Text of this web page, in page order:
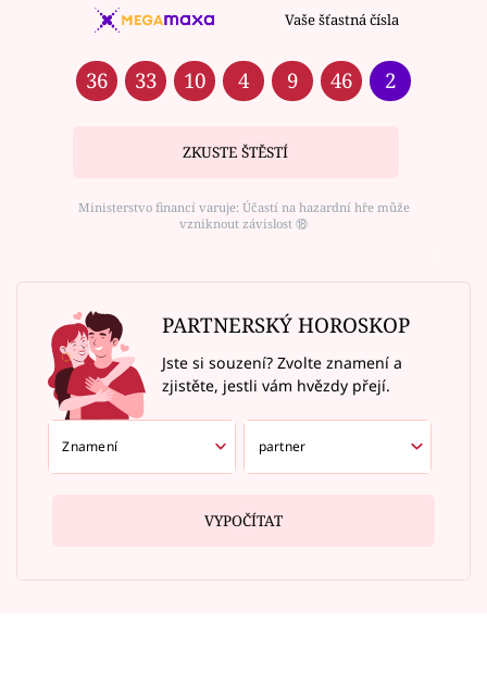
Vaše šťastná čísla
36 33 10 4 9 46 2
ZKUSTE ŠTĚSTÍ
Ministerstvo financí varuje: Účastí na hazardní hře může
vzniknout závislost ⑱
PARTNERSKÝ HOROSKOP
Jste si souzení? Zvolte znamení a
zjistěte, jestli vám hvězdy přejí.
VYPOČÍTAT